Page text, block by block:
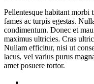
Pellentesque habitant morbi
fames ac turpis egestas.
condimentum. Donec et
maximus ultricies. Cras
Nullam efficitur, nisi ut
lacus, vel varius purus
amet posuere tortor.